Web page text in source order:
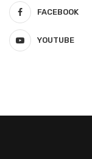
FACEBOOK
YOUTUBE